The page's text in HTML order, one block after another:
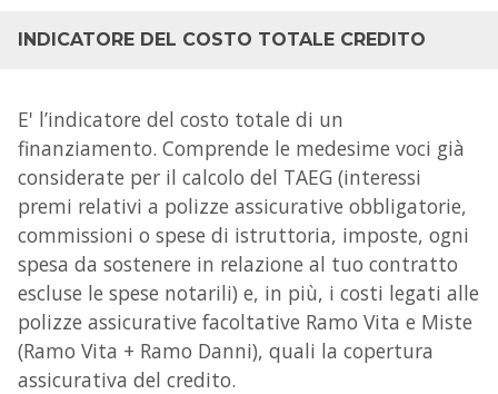
INDICATORE DEL COSTO TOTALE CREDITO
E' l’indicatore del costo totale di un
finanziamento. Comprende le medesime voci già
considerate per il calcolo del TAEG (interessi
premi relativi a polizze assicurative obbligatorie,
commissioni o spese di istruttoria, imposte, ogni
spesa da sostenere in relazione al tuo contratto
escluse le spese notarili) e, in più, i costi legati alle
polizze assicurative facoltative Ramo Vita e Miste
(Ramo Vita + Ramo Danni), quali la copertura
assicurativa del credito.